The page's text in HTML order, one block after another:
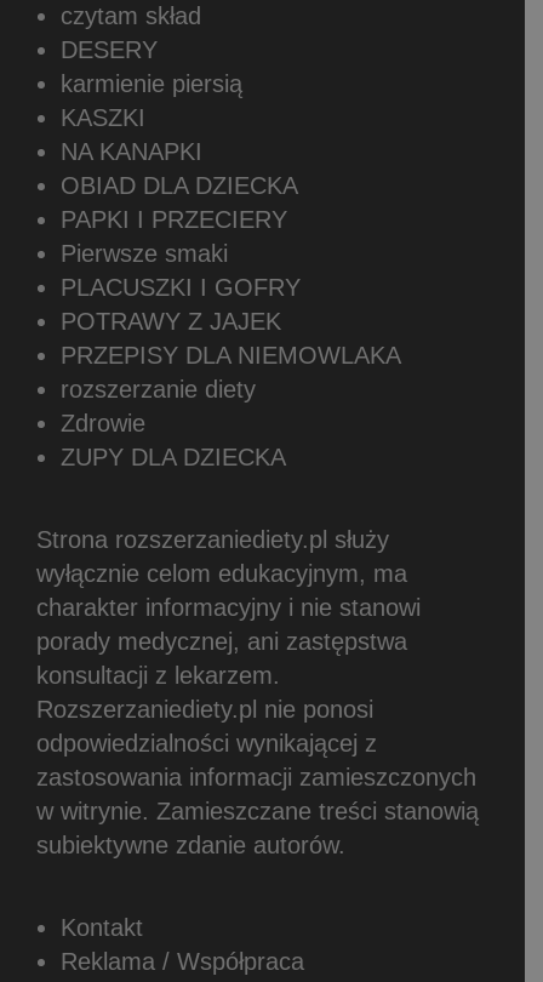
czytam skład
DESERY
karmienie piersią
KASZKI
NA KANAPKI
OBIAD DLA DZIECKA
PAPKI I PRZECIERY
Pierwsze smaki
PLACUSZKI I GOFRY
POTRAWY Z JAJEK
PRZEPISY DLA NIEMOWLAKA
rozszerzanie diety
Zdrowie
ZUPY DLA DZIECKA
Strona rozszerzaniediety.pl służy
wyłącznie celom edukacyjnym, ma
charakter informacyjny i nie stanowi
porady medycznej, ani zastępstwa
konsultacji z lekarzem.
Rozszerzaniediety.pl nie ponosi
odpowiedzialności wynikającej z
zastosowania informacji zamieszczonych
w witrynie. Zamieszczane treści stanowią
subiektywne zdanie autorów.
Kontakt
Reklama / Współpraca